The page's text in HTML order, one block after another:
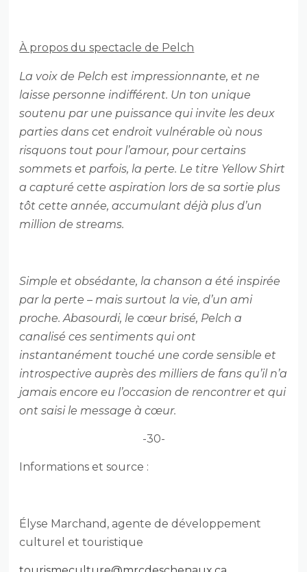
À propos du spectacle de Pelch
La voix de Pelch est impressionnante, et ne
laisse personne indifférent. Un ton unique
soutenu par une puissance qui invite les deux
parties dans cet endroit vulnérable où nous
risquons tout pour l’amour, pour certains
sommets et parfois, la perte. Le titre Yellow Shirt
a capturé cette aspiration lors de sa sortie plus
tôt cette année, accumulant déjà plus d’un
million de streams.
Simple et obsédante, la chanson a été inspirée
par la perte – mais surtout la vie, d’un ami
proche. Abasourdi, le cœur brisé, Pelch a
canalisé ces sentiments qui ont
instantanément touché une corde sensible et
introspective auprès des milliers de fans qu’il n’a
jamais encore eu l’occasion de rencontrer et qui
ont saisi le message à cœur.
-30-
Informations et source :
Élyse Marchand, agente de développement
culturel et touristique